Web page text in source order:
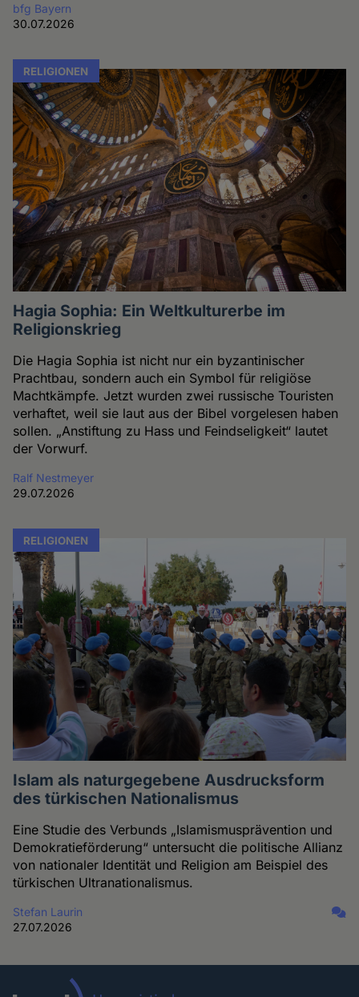
bfg Bayern
30.07.2026
RELIGIONEN
Hagia Sophia: Ein Weltkulturerbe im
Religionskrieg
Die Hagia Sophia ist nicht nur ein byzantinischer
Prachtbau, sondern auch ein Symbol für religiöse
Machtkämpfe. Jetzt wurden zwei russische Touristen
verhaftet, weil sie laut aus der Bibel vorgelesen haben
sollen. „Anstiftung zu Hass und Feindseligkeit“ lautet
der Vorwurf.
Ralf Nestmeyer
29.07.2026
RELIGIONEN
Islam als naturgegebene Ausdrucksform
des türkischen Nationalismus
Eine Studie des Verbunds „Islamismusprävention und
Demokratieförderung“ untersucht die politische Allianz
von nationaler Identität und Religion am Beispiel des
türkischen Ultranationalismus.
Stefan Laurin
27.07.2026